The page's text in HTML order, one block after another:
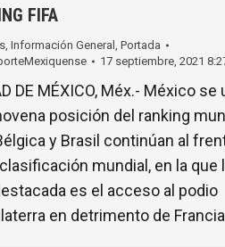
FIFA
, Información General , Portada
17 septiembre, 2021
DE MÉXICO, Méx.- México se
posición del ranking
y Brasil continúan al
mundial, en la que
es el acceso al podio
en detrimento de